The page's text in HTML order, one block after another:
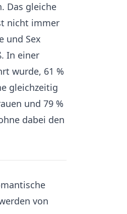
Das gleiche
nicht immer
und Sex
In einer
wurde, 61 %
gleichzeitig
und 79 %
dabei den
von